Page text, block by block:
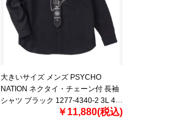
大きいサイズ メンズ PSYCHO
NATION ネクタイ・チェーン付 長袖
シャツ ブラック 1277-4340-2 3L 4L
￥11,880(税込)